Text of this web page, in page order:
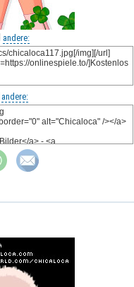
andere:
andere: